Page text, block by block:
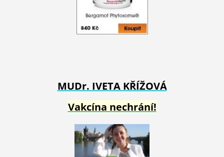
MUDr. IVETA KŘÍŽOVÁ
Vakcína nechrání!